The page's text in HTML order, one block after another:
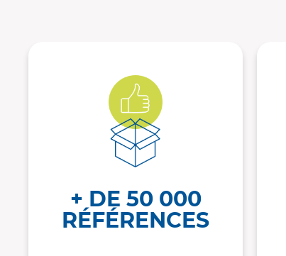
+ DE 50 000
RÉFÉRENCES